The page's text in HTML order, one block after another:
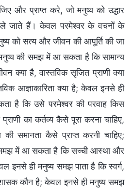
और प्राप्त करे, जो मनुष्‍य को उद्धार
ले जाते हैं। केवल परमेश्वर के वचनों के
को सत्य और जीवन की आपूर्ति की जा
की समझ में आ सकता है कि सामान्य
क्या है, वास्तविक सृजित प्राणी क्या
आज्ञाकारिता क्या है; केवल इनसे ही
है कि उसे परमेश्वर की परवाह किस
का कर्तव्य कैसे पूरा करना चाहिए,
समानता कैसे प्राप्त करनी चाहिए;
में आ सकता है कि सच्ची आस्था और
इनसे ही मनुष्य समझ पाता है कि स्वर्ग,
कौन है; केवल इनसे ही मनुष्य समझ